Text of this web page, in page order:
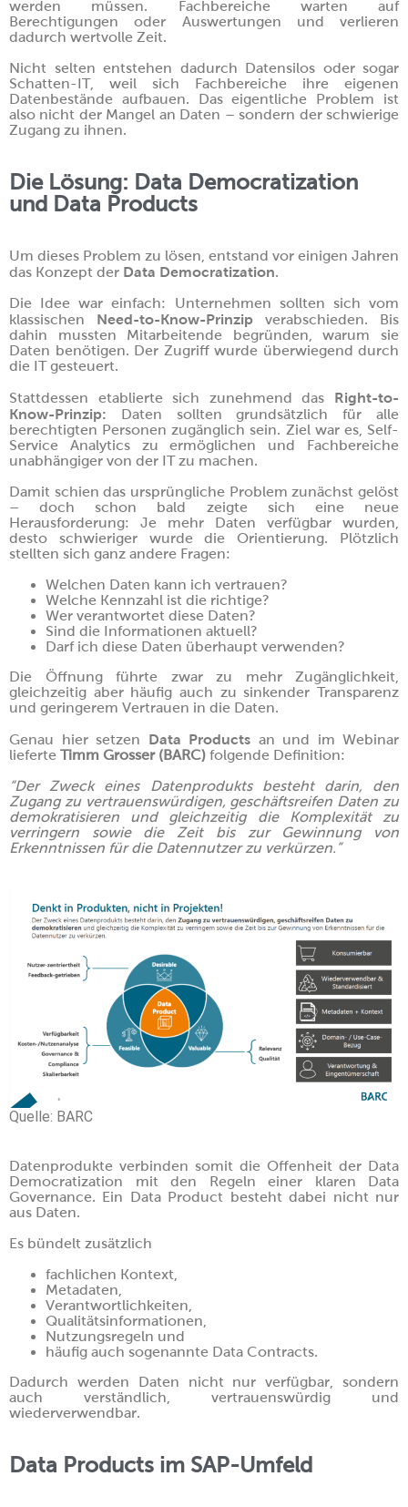
werden müssen. Fachbereiche warten auf
Berechtigungen oder Auswertungen und verlieren
dadurch wertvolle Zeit.
Nicht selten entstehen dadurch Datensilos oder sogar
Schatten-IT, weil sich Fachbereiche ihre eigenen
Datenbestände aufbauen. Das eigentliche Problem ist
also nicht der Mangel an Daten – sondern der schwierige
Zugang zu ihnen.
Die Lösung: Data Democratization
und Data Products
Um dieses Problem zu lösen, entstand vor einigen Jahren
das Konzept der Data Democratization.
Die Idee war einfach: Unternehmen sollten sich vom
klassischen Need-to-Know-Prinzip verabschieden. Bis
dahin mussten Mitarbeitende begründen, warum sie
Daten benötigen. Der Zugriff wurde überwiegend durch
die IT gesteuert.
Stattdessen etablierte sich zunehmend das Right-to-
Know-Prinzip: Daten sollten grundsätzlich für alle
berechtigten Personen zugänglich sein. Ziel war es, Self-
Service Analytics zu ermöglichen und Fachbereiche
unabhängiger von der IT zu machen.
Damit schien das ursprüngliche Problem zunächst gelöst
– doch schon bald zeigte sich eine neue
Herausforderung: Je mehr Daten verfügbar wurden,
desto schwieriger wurde die Orientierung. Plötzlich
stellten sich ganz andere Fragen:
Welchen Daten kann ich vertrauen?
Welche Kennzahl ist die richtige?
Wer verantwortet diese Daten?
Sind die Informationen aktuell?
Darf ich diese Daten überhaupt verwenden?
Die Öffnung führte zwar zu mehr Zugänglichkeit,
gleichzeitig aber häufig auch zu sinkender Transparenz
und geringerem Vertrauen in die Daten.
Genau hier setzen Data Products an und im Webinar
lieferte Timm Grosser (BARC) folgende Definition:
“Der Zweck eines Datenprodukts besteht darin, den
Zugang zu vertrauenswürdigen, geschäftsreifen Daten zu
demokratisieren und gleichzeitig die Komplexität zu
verringern sowie die Zeit bis zur Gewinnung von
Erkenntnissen für die Datennutzer zu verkürzen.”
Quelle: BARC
Datenprodukte verbinden somit die Offenheit der Data
Democratization mit den Regeln einer klaren Data
Governance. Ein Data Product besteht dabei nicht nur
aus Daten.
Es bündelt zusätzlich
fachlichen Kontext,
Metadaten,
Verantwortlichkeiten,
Qualitätsinformationen,
Nutzungsregeln und
häufig auch sogenannte Data Contracts.
Dadurch werden Daten nicht nur verfügbar, sondern
auch verständlich, vertrauenswürdig und
wiederverwendbar.
Data Products im SAP-Umfeld